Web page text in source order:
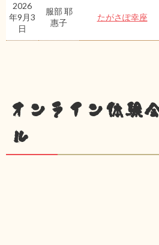
2026
年9月3
日
服部 耶
惠子
たがさぽ幸座
オンライン体験
ル